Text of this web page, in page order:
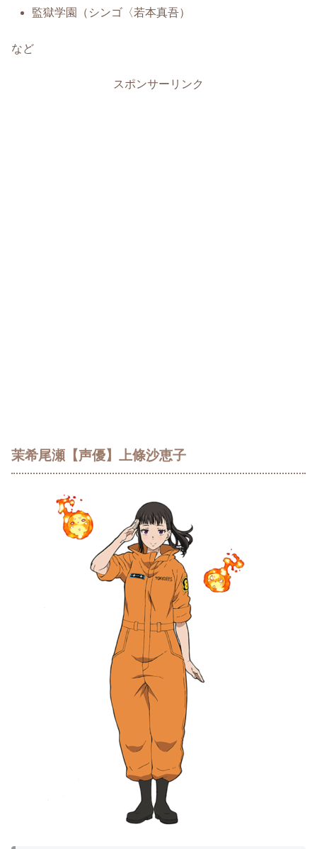
監獄学園（シンゴ〈若本真吾）
など
スポンサーリンク
茉希尾瀬【声優】上條沙恵子